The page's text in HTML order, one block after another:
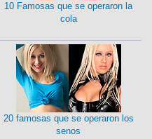
10 Famosas que se operaron la
cola
20 famosas que se operaron los
senos